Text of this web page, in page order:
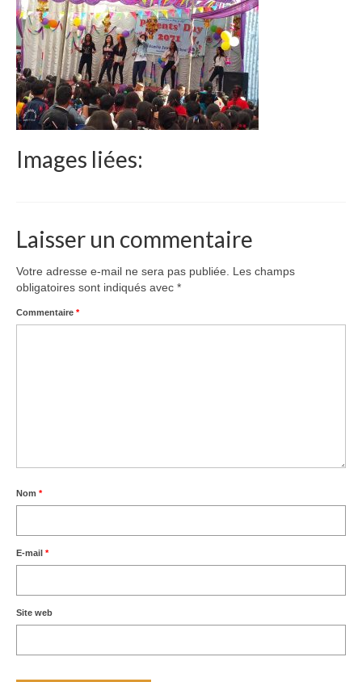
Le Népal
Documents
Parrainages
Missions 2023
Images liées:
Laisser un commentaire
Votre adresse e-mail ne sera pas publiée.
Les champs
obligatoires sont indiqués avec *
Commentaire *
Nom *
E-mail *
Site web